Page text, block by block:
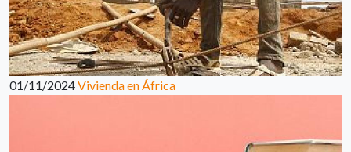
01/11/2024Vivienda en África